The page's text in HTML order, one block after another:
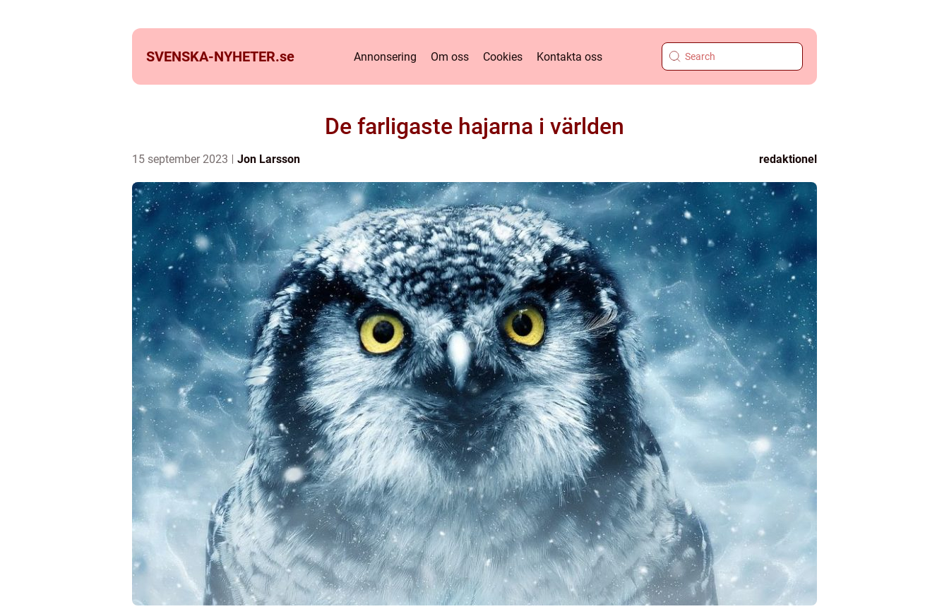
SVENSKA-NYHETER.se Annonsering Om oss Cookies Kontakta oss
De farligaste hajarna i världen
15 september 2023 Jon Larsson redaktionel